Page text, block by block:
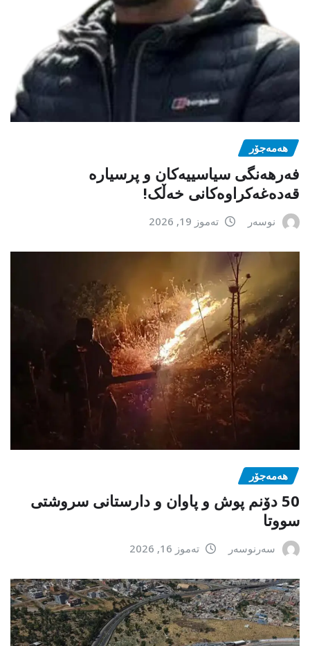
هەمەجۆر
فەرهەنگی سیاسییەکان و پرسیارە
قەدەغەکراوەکانی خەڵک!
نوسەر تەموز 19, 2026
هەمەجۆر
50 دۆنم پوش و پاوان و دارستانی سروشتی
سووتا
سەرنوسەر تەموز 16, 2026